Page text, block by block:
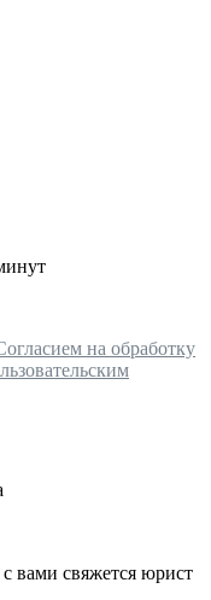
на обработку
вами свяжется юрист